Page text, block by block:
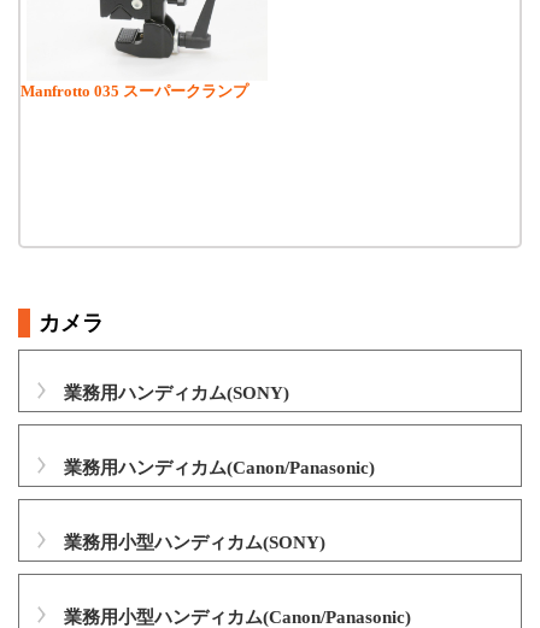
Manfrotto 035 スーパークランプ
カメラ
業務用ハンディカム(SONY)
業務用ハンディカム(Canon/Panasonic)
業務用小型ハンディカム(SONY)
業務用小型ハンディカム(Canon/Panasonic)